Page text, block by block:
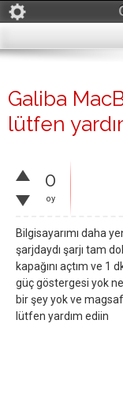
Galiba
lütfen
0
oy
Bilgisayarımı daha
şarjdaydı şarjı tam
kapağını açtım ve 1
güç göstergesi yok ne
bir şey yok ve
lütfen yardım ediin